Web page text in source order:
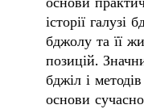
історії
бджолу та її
позицій.
бджіл і
основи